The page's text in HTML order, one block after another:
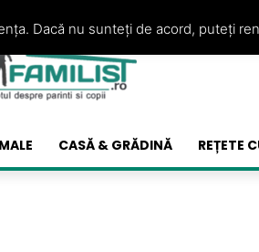
CASĂ & GRĂDINĂ REȚETE
Dacă nu sunteți de acord, puteți